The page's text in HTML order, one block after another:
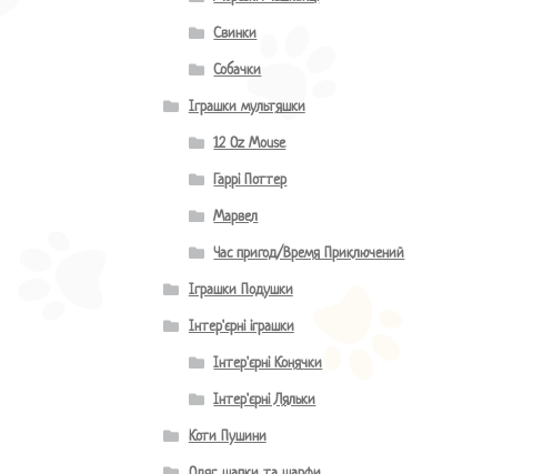
Свинки
Собачки
Іграшки мультяшки
12 Oz Mouse
Гаррі Поттер
Марвел
Час пригод/Время Приключений
Іграшки Подушки
Інтер'єрні іграшки
Інтер'єрні Конячки
Інтер'єрні Ляльки
Коти Пушини